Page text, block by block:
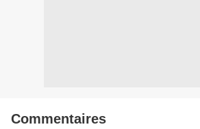
Commentaires